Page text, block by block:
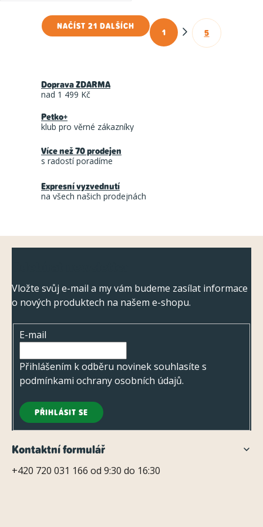
hvězdiček.
O
a
r
v
y
v
p
i
s
NAČÍST 21 DALŠÍCH
S
1 5
Doprava ZDARMA
nad 1 499 Kč
Petko+
klub pro věrné zákazníky
Více než 70 prodejen
s radostí poradíme
Expresní vyzvednutí
na všech našich prodejnách
Vložte svůj e-mail a my vám budeme zasílat informace
o nových produktech na našem e-shopu.
E-mail
Přihlášením k odběru novinek souhlasíte s
podmínkami ochrany osobních údajů.
PŘIHLÁSIT SE
Kontaktní formulář
+420 720 031 166 od 9:30 do 16:30